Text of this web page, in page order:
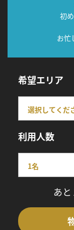
初
お忙
希望エリア
利用人数
あ